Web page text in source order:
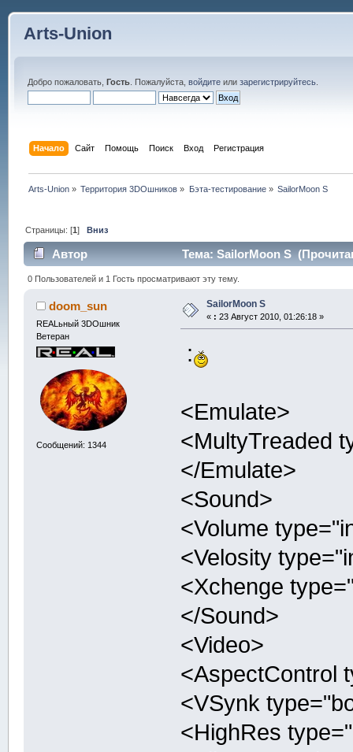
Arts-Union
Добро пожаловать, Гость. Пожалуйста, войдитеили зарегистрируйтесь.
Начало Сайт Помощь Поиск Вход Регистрация
Arts-Union » Территория 3DOшников » Бэта-тестирование» SailorMoon S
Страницы: [1]Вниз
Автор Тема: SailorMoon S
0 Пользователей и 1 Гость просматривают эту тему.
doom_sun
REALьный 3DOшник
Ветеран
Сообщений: 1344
SailorMoon S
« : 23 Август 2010, 01:26:18 »
:
<Emulate>
<MultyTreaded
</Emulate>
<Sound>
<Volume
<Velosity
<Xchenge
</Sound>
<Video>
<AspectControl
<VSynk
<HighRes